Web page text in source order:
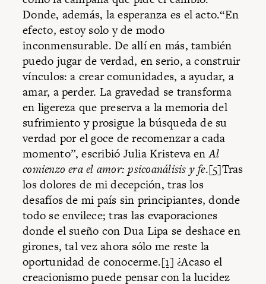
Donde, además, la esperanza es el acto.“En
efecto, estoy solo y de modo
inconmensurable. De allí en más, también
puedo jugar de verdad, en serio, a construir
vínculos: a crear comunidades, a ayudar, a
amar, a perder. La gravedad se transforma
en ligereza que preserva a la memoria del
sufrimiento y prosigue la búsqueda de su
verdad por el goce de recomenzar a cada
momento”, escribió Julia Kristeva enAl
comienzo era el amor: psicoanálisis y fe.[5]Tras
los dolores de mi decepción, tras los
desafíos de mi país sin principiantes, donde
todo se envilece; tras las evaporaciones
donde el sueño con Dua Lipa se deshace en
girones, tal vez ahora sólo me reste la
oportunidad de conocerme.[1] ¿Acaso el
creacionismo puede pensar con la lucidez